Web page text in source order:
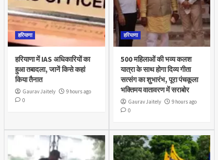
हरियाणा
हरियाणा में IAS अधिकारियों का
हुआ तबादला, जानें किसे कहां
किया तैनात
Gaurav Jaitely
9 hours ago
0
हरियाणा
500 महिलाओं की भव्य कलश
यात्रा के साथ होगा दिव्य गीता
सत्संग का शुभारंभ, पूरा पंचकूला
भक्तिमय वातावरण में सराबोर
Gaurav Jaitely
9 hours ago
0